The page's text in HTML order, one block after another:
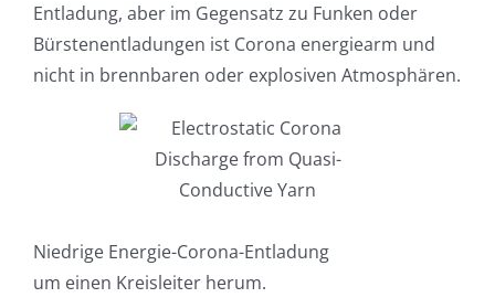
Entladung, aber im Gegensatz zu Funken oder
Bürstenentladungen ist Corona energiearm und
nicht in brennbaren oder explosiven Atmosphären.
Niedrige Energie-Corona-Entladung
um einen Kreisleiter herum.